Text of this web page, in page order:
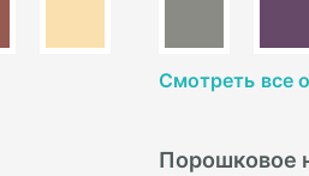
Смотреть все
Порошковое